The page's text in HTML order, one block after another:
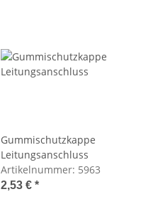
Gummischutzkappe
Leitungsanschluss
Artikelnummer: 5963
2,53 € *